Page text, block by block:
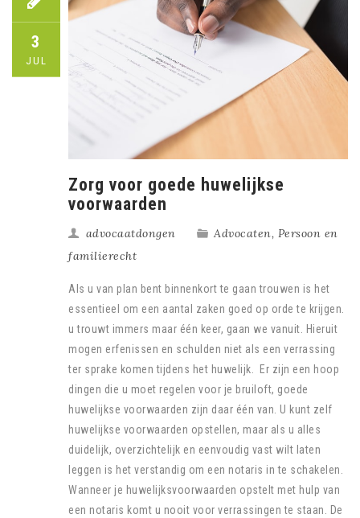
3
JUL
Zorg voor goede huwelijkse
voorwaarden
advocaatdongen Advocaten, Persoon en
familierecht
Als u van plan bent binnenkort te gaan trouwen is het
essentieel om een aantal zaken goed op orde te krijgen.
u trouwt immers maar één keer, gaan we vanuit. Hieruit
mogen erfenissen en schulden niet als een verrassing
ter sprake komen tijdens het huwelijk. Er zijn een hoop
dingen die u moet regelen voor je bruiloft, goede
huwelijkse voorwaarden zijn daar één van. U kunt zelf
huwelijkse voorwaarden opstellen, maar als u alles
duidelijk, overzichtelijk en eenvoudig vast wilt laten
leggen is het verstandig om een notaris in te schakelen.
Wanneer je huwelijksvoorwaarden opstelt met hulp van
een notaris komt u nooit voor verrassingen te staan. De